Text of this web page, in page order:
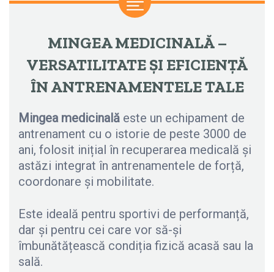
MINGEA MEDICINALĂ –
VERSATILITATE ȘI EFICIENȚĂ
ÎN ANTRENAMENTELE TALE
Mingea medicinală este un echipament de
antrenament cu o istorie de peste 3000 de
ani, folosit inițial în recuperarea medicală și
astăzi integrat în antrenamentele de forță,
coordonare și mobilitate.
Este ideală pentru sportivi de performanță,
dar și pentru cei care vor să-și
îmbunătățească condiția fizică acasă sau la
sală.